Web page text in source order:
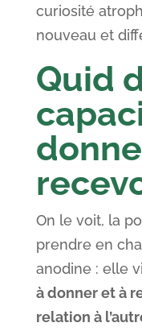
curiosité
nouveau et
Quid
On le voit, la
prendre en
anodine : elle
à donner et à
relation à